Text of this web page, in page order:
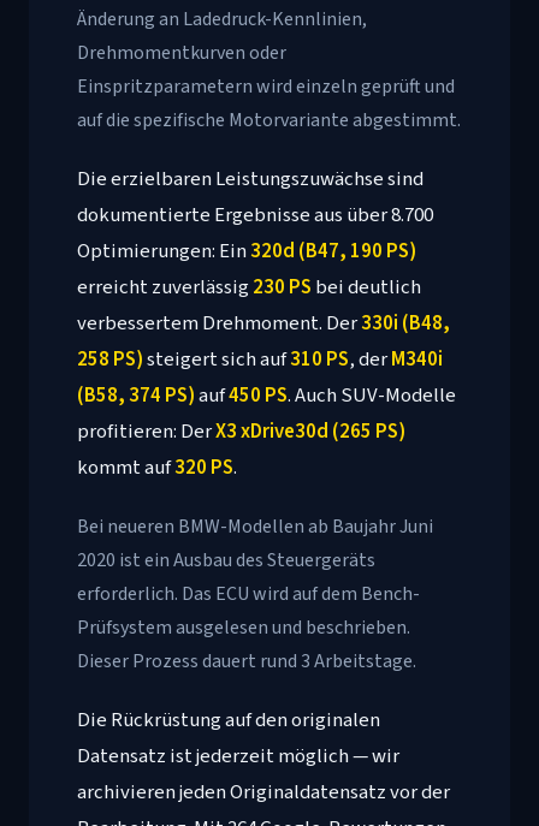
Änderung an Ladedruck-Kennlinien,
Drehmomentkurven oder
Einspritzparametern wird einzeln geprüft und
auf die spezifische Motorvariante abgestimmt.
Die erzielbaren Leistungszuwächse sind
dokumentierte Ergebnisse aus über 8.700
Optimierungen: Ein320d (B47, 190 PS)
erreicht zuverlässig230 PS bei deutlich
verbessertem Drehmoment. Der330i (B48,
258 PS)steigert sich auf310 PS, derM340i
(B58, 374 PS)auf450 PS. Auch SUV-Modelle
profitieren: DerX3 xDrive30d (265 PS)
kommt auf320 PS.
Bei neueren BMW-Modellen ab Baujahr Juni
2020 ist ein Ausbau des Steuergeräts
erforderlich. Das ECU wird auf dem Bench-
Prüfsystem ausgelesen und beschrieben.
Dieser Prozess dauert rund 3 Arbeitstage.
Die Rückrüstung auf den originalen
Datensatz ist jederzeit möglich — wir
archivieren jeden Originaldatensatz vor der